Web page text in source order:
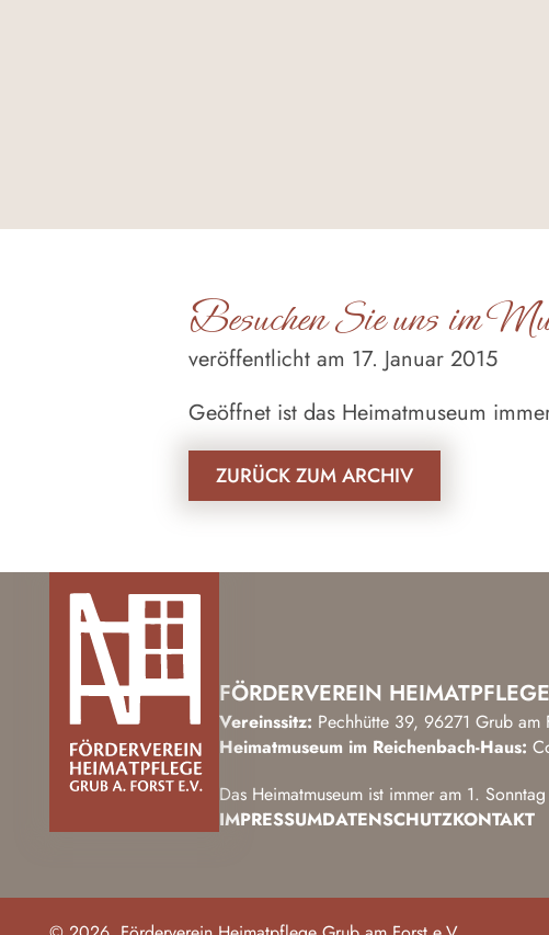
Besuchen Sie uns im
veröffentlicht am 17. Januar 2015
Geöffnet ist das Heimatmuseum
ZURÜCK ZUM ARCHIV
FÖRDERVEREIN
Vereinssitz: Pechhütte 39, 96271 Grub am
Heimatmuseum im Reichenbach-Haus:
Das Heimatmuseum ist immer am 1.
IMPRESSUMDATENSCHUTZKONTAKT